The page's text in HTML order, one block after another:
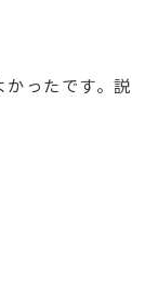
ったです。説